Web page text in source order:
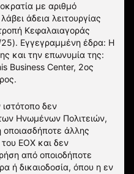
με αριθμό
άδεια λειτουργίας
Κεφαλαιαγοράς
Εγγεγραμμένη έδρα: Η
και την επωνυμία της:
Business Center, 2ος
δεν
Ηνωμένων Πολιτειών,
οποιασδήποτε άλλης
ΕΟΧ και δεν
από οποιοδήποτε
ή δικαιοδοσία, όπου η εν